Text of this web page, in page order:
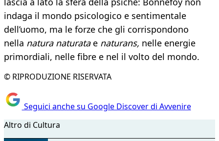
indaga il mondo psicologico e sentimentale
dell’uomo, ma le forze che gli corrispondono
nella natura naturatae naturans, nelle energie
primordiali, nelle fibre e nel il volto del mondo.
© RIPRODUZIONE RISERVATA
Seguici anche su Google Discover di Avvenire
Altro di Cultura